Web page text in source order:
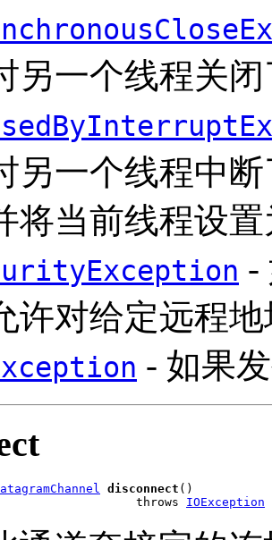
另一个线程关
另一个线程中
将当前线程设
-
许对给定远程
- 如果
disconnect ()
throws
IOException